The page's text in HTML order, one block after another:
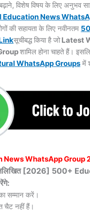
विशेष विषय के लिए अनुभव
Education News
की सहायता के लिए नवीनतम
सूचीबद्ध किया है जोLatest
शामिल होना चाहते हैं।
WhatsAppGroups में
News WhatsApp Group
[2026] 500+
सम्मान करें।
चैट नहीं हैं।